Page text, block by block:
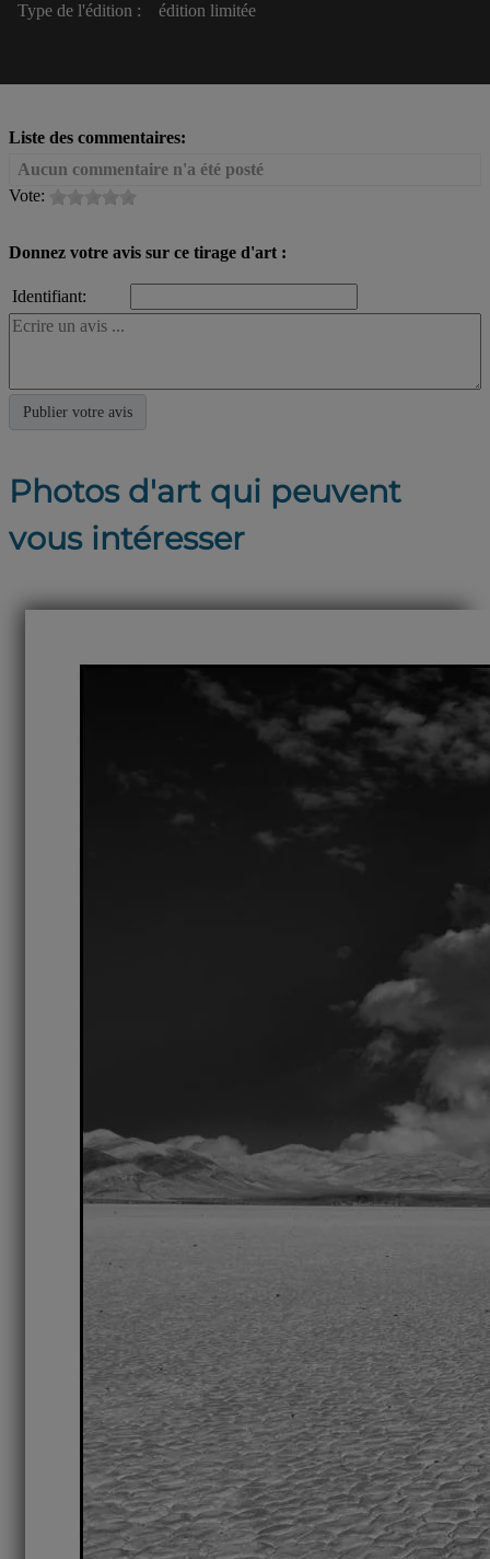
Type de l'édition : édition limitée
Liste des commentaires:
Aucun commentaire n'a été posté
Vote:
Donnez votre avis sur ce tirage d'art :
Identifiant:
Photos d'art qui peuvent
vous intéresser